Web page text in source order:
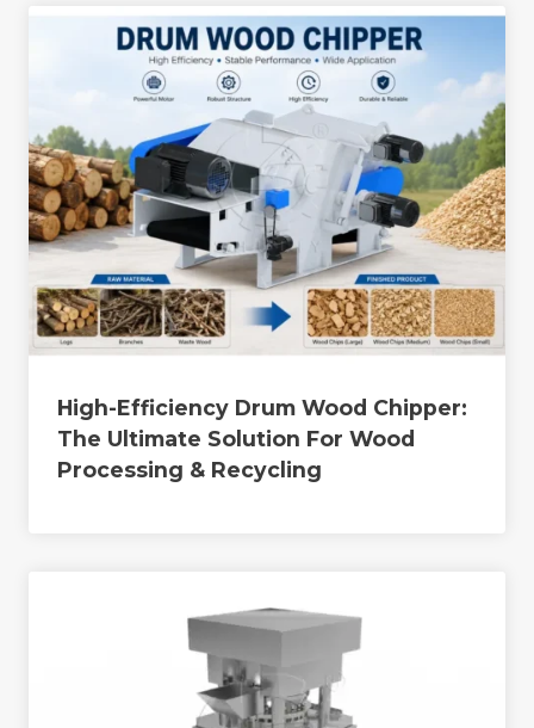
High-Efficiency Drum Wood Chipper:
The Ultimate Solution For Wood
Processing & Recycling